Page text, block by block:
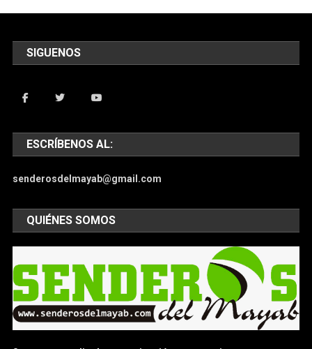
SIGUENOS
ESCRÍBENOS AL:
senderosdelmayab@gmail.com
QUIÉNES SOMOS